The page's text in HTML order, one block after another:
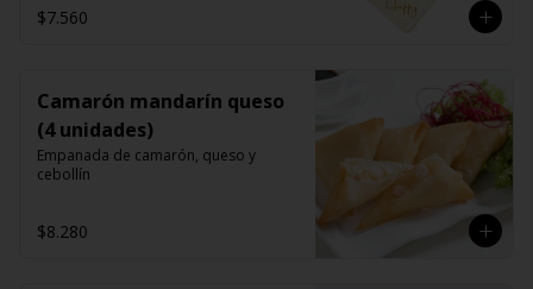
$7.560
Camarón mandarín queso
(4 unidades)
Empanada de camarón, queso y
cebollín
$8.280